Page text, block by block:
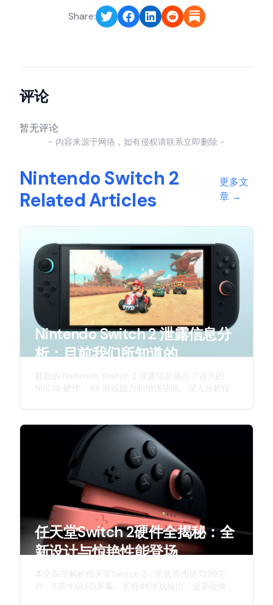
Share:
评论
暂无评论
- 内容来源于网络，如有侵权请联系立即删除 -
Nintendo Switch 2
Related Articles
更多文
章→
Nintendo Switch 2 泄露信息分
析：目前我们所知道的
最新的 Nintendo Switch 2 泄露信息揭示了强大的
NVIDIA 硬件、4K 游戏能力和增强功能。深入分析任
任天堂Switch 2硬件全揭秘：全
新设计与惊艳性能登场
本文深度解析任天堂Switch 2：搭载英伟达T239芯
片、8英寸OLED屏幕、支持4K游戏输出，全新改良版